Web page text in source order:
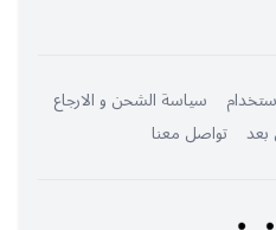
سياسة الشحن و الارجاع
تواصل معنا